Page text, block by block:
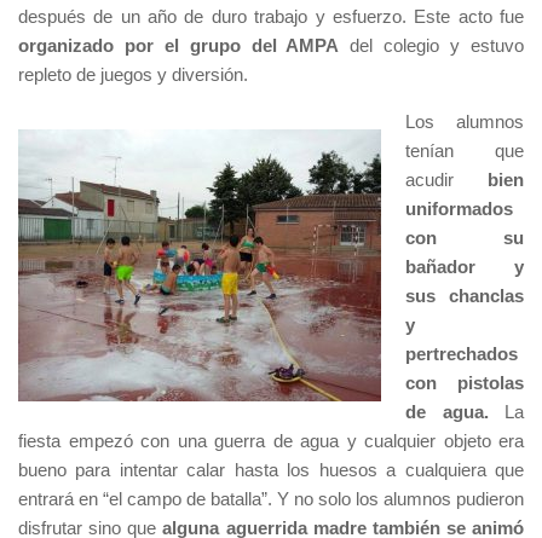
después de un año de duro trabajo y esfuerzo. Este acto fue
organizado por el grupo del AMPA del colegio y estuvo
repleto de juegos y diversión.
Los alumnos
tenían que
acudir bien
uniformados
con su
bañador y
sus chanclas
y
pertrechados
con pistolas
de agua. La
fiesta empezó con una guerra de agua y cualquier objeto era
bueno para intentar calar hasta los huesos a cualquiera que
entrará en “el campo de batalla”. Y no solo los alumnos pudieron
disfrutar sino quealguna aguerrida madre también se animó